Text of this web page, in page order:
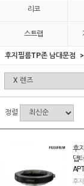
리코
스트랩
후지필름TP존 남대문점
정렬
후
댑
후